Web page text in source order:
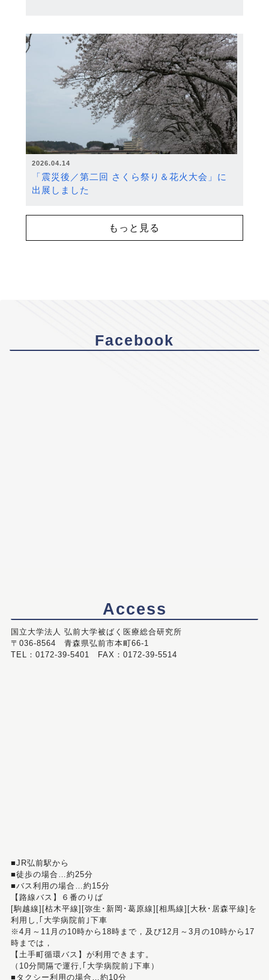
2026.04.14
「震災後／第二回 さくら祭り＆花火大会」に
出展しました
もっと見る
Facebook
Access
国立大学法人 弘前大学被ばく医療総合研究所
〒036-8564 青森県弘前市本町66-1
TEL：0172-39-5401 FAX：0172-39-5514
■JR弘前駅から
■徒歩の場合…約25分
■バス利用の場合…約15分
【路線バス】６番のりば
[駒越線][枯木平線][弥生･新岡･葛原線][相馬線][大秋･居森平線]を
利用し,｢大学病院前｣下車
※4月～11月の10時から18時まで，及び12月～3月の10時から17
時までは，
【土手町循環バス】が利用できます。
（10分間隔で運行,｢大学病院前｣下車）
■タクシー利用の場合…約10分